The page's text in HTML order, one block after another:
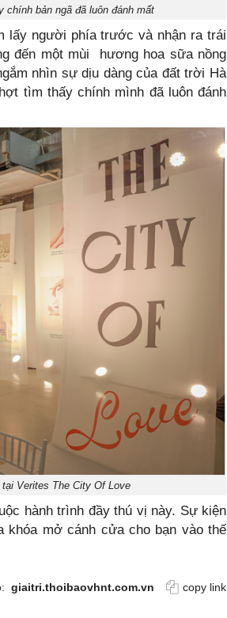
chính bản ngã đã luôn đánh mất
lấy người phía trước và nhận ra trái
đến một mùi hương hoa sữa nồng
nhìn sự dịu dàng của đất trời Hà
tìm thấy chính mình đã luôn đánh
Verites The City Of Love
hành trình đầy thú vị này. Sự kiện
mở cánh cửa cho bạn vào thế
giaitri.thoibaovhnt.com.vn copy link